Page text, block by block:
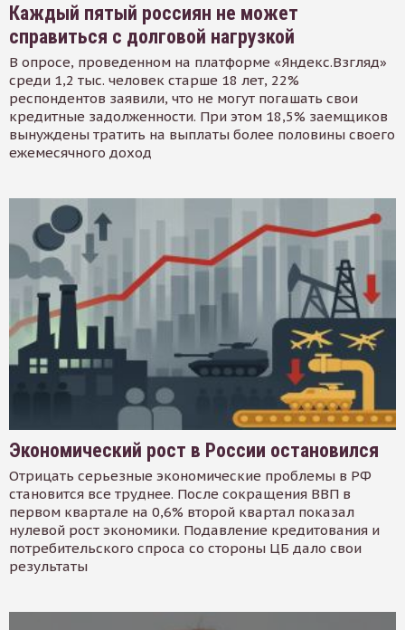
Каждый пятый россиян не может
справиться с долговой нагрузкой
В опросе, проведенном на платформе «Яндекс.Взгляд»
среди 1,2 тыс. человек старше 18 лет, 22%
респондентов заявили, что не могут погашать свои
кредитные задолженности. При этом 18,5% заемщиков
вынуждены тратить на выплаты более половины своего
ежемесячного доход
Экономический рост в России остановился
Отрицать серьезные экономические проблемы в РФ
становится все труднее. После сокращения ВВП в
первом квартале на 0,6% второй квартал показал
нулевой рост экономики. Подавление кредитования и
потребительского спроса со стороны ЦБ дало свои
результаты